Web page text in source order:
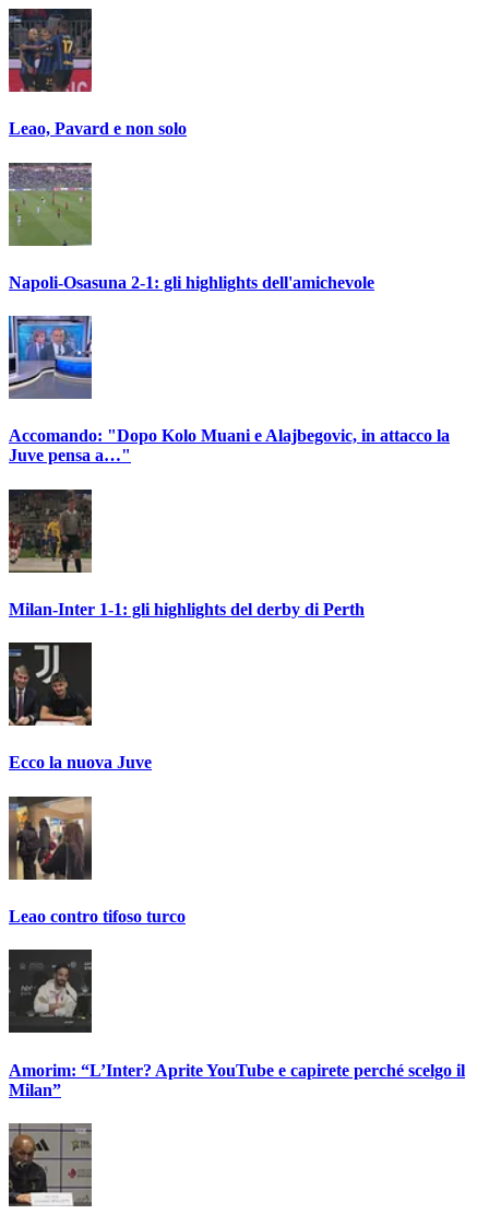
Leao, Pavard e non solo
Napoli-Osasuna 2-1: gli highlights dell'amichevole
Accomando: "Dopo Kolo Muani e Alajbegovic, in attacco la
Juve pensa a…"
Milan-Inter 1-1: gli highlights del derby di Perth
Ecco la nuova Juve
Leao contro tifoso turco
Amorim: “L’Inter? Aprite YouTube e capirete perché scelgo il
Milan”